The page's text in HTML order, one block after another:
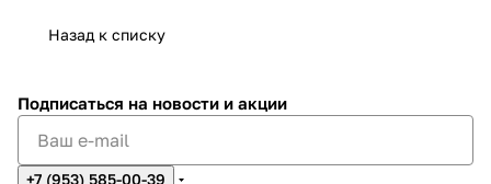
Назад к списку
Подписаться на новости и акции
+7 (953) 585-00-39